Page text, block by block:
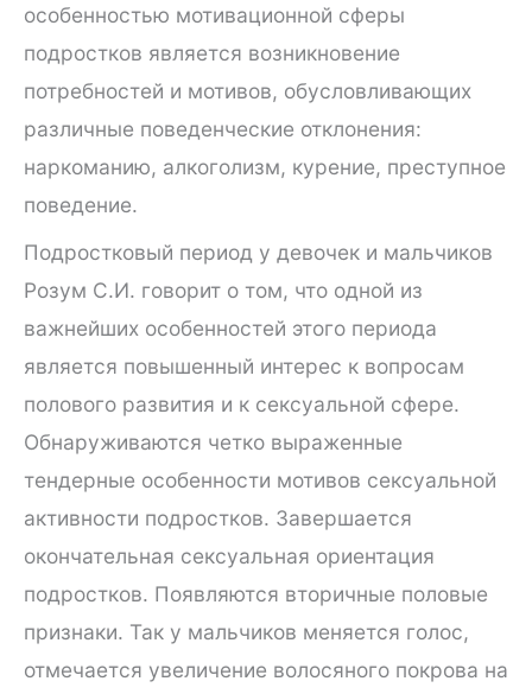
особенностью мотивационной сферы
подростков является возникновение
потребностей и мотивов, обусловливающих
различные поведенческие отклонения:
наркоманию, алкоголизм, курение, преступное
поведение.
Подростковый период у девочек и мальчиков
Розум С.И. говорит о том, что одной из
важнейших особенностей этого периода
является повышенный интерес к вопросам
полового развития и к сексуальной сфере.
Обнаруживаются четко выраженные
тендерные особенности мотивов сексуальной
активности подростков. Завершается
окончательная сексуальная ориентация
подростков. Появляются вторичные половые
признаки. Так у мальчиков меняется голос,
отмечается увеличение волосяного покрова на